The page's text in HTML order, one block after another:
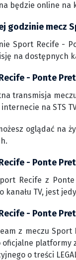
będzie online na
godzinie mecz
Sport Recife -
na dostępnych
- Ponte
transmisja
internecie na STS
oglądać na
- Ponte
Recife z
kanału TV, jest
- Ponte
z meczu Sport
oficjalne
o treści